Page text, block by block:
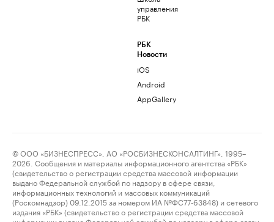
управления
РБК
РБК
Новости
iOS
Android
AppGallery
© ООО «БИЗНЕСПРЕСС», АО «РОСБИЗНЕСКОНСАЛТИНГ», 1995–
2026. Сообщения и материалы информационного агентства «РБК»
(свидетельство о регистрации средства массовой информации
выдано Федеральной службой по надзору в сфере связи,
информационных технологий и массовых коммуникаций
(Роскомнадзор) 09.12.2015 за номером ИА №ФС77-63848) и сетевого
издания «РБК» (свидетельство о регистрации средства массовой